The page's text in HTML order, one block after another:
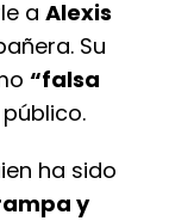
a Alexis
Su
“falsa
ha sido
y